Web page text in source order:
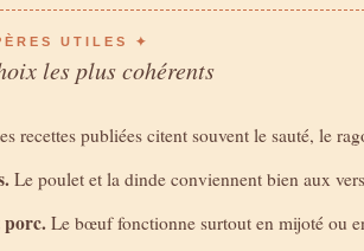
UTILES ✦
les plus cohérents
recettes publiées citent souvent le sauté, le
Le poulet et la dinde conviennent bien aux
Le bœuf fonctionne surtout en mijoté ou